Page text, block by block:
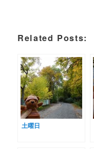
Related Posts:
土曜日